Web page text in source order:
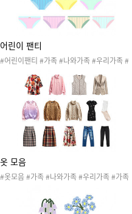
어린이 팬티
#어린이팬티 #가족 #나와가족 #우리가족 #
옷 #속옷
옷 모음
#옷모음 #가족 #나와가족 #우리가족 #가족
우스 #스웨터 #양말 #원피스 #자켓 #청바지
#치마 #패딩조끼 #가족역할